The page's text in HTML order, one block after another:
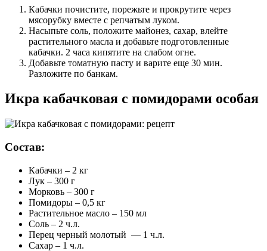
Кабачки почистите, порежьте и прокрутите через
мясорубку вместе с репчатым луком.
Насыпьте соль, положите майонез, сахар, влейте
растительного масла и добавьте подготовленные
кабачки. 2 часа кипятите на слабом огне.
Добавьте томатную пасту и варите еще 30 мин.
Разложите по банкам.
Икра кабачковая с помидорами особая
Состав:
Кабачки – 2 кг
Лук – 300 г
Морковь – 300 г
Помидоры – 0,5 кг
Растительное масло – 150 мл
Соль – 2 ч.л.
Перец черный молотый — 1 ч.л.
Сахар – 1 ч.л.